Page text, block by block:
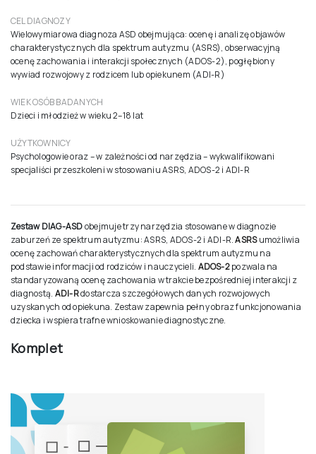
CEL DIAGNOZY
Wielowymiarowa diagnoza ASD obejmująca: ocenę i analizę objawów
charakterystycznych dla spektrum autyzmu (ASRS), obserwacyjną
ocenę zachowania i interakcji społecznych (ADOS-2), pogłębiony
wywiad rozwojowy z rodzicem lub opiekunem (ADI-R)
WIEK OSÓB BADANYCH
Dzieci i młodzież w wieku 2–18 lat
UŻYTKOWNICY
Psychologowie oraz – w zależności od narzędzia – wykwalifikowani
specjaliści przeszkoleni w stosowaniu ASRS, ADOS-2 i ADI-R
Zestaw DIAG-ASDobejmuje trzy narzędzia stosowane w diagnozie
zaburzeń ze spektrum autyzmu: ASRS, ADOS-2 i ADI-R.ASRSumożliwia
ocenę zachowań charakterystycznych dla spektrum autyzmu na
podstawie informacji od rodziców i nauczycieli. ADOS-2pozwala na
standaryzowaną ocenę zachowania w trakcie bezpośredniej interakcji z
diagnostą. ADI-Rdostarcza szczegółowych danych rozwojowych
uzyskanych od opiekuna. Zestaw zapewnia pełny obraz funkcjonowania
dziecka i wspiera trafne wnioskowanie diagnostyczne.
Komplet